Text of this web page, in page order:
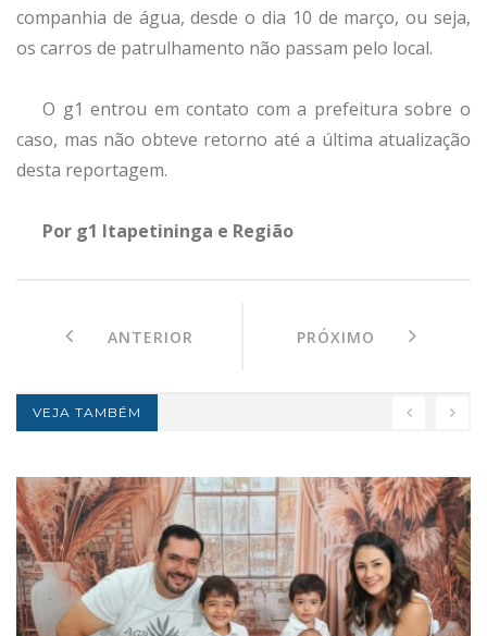
companhia de água, desde o dia 10 de março, ou seja,
os carros de patrulhamento não passam pelo local.
O g1 entrou em contato com a prefeitura sobre o
caso, mas não obteve retorno até a última atualização
desta reportagem.
Por g1 Itapetininga e Região
ANTERIOR PRÓXIMO
VEJA TAMBÉM